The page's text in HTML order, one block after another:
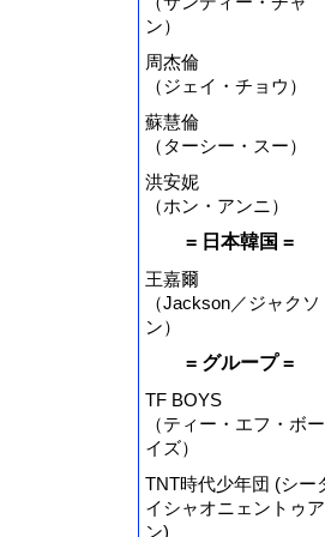
ン）
周杰倫
（ジェイ・チョウ）
蘇慧倫
（ターシー・スー）
洪安妮
（ホン・アンニ）
= 日本韓国 =
王嘉爾
（Jackson／ジャクソ
ン）
= グループ =
TF BOYS
（ティー・エフ・ボー
イズ）
TNT時代少年団 (シー
イシャオニェントゥア
ン)